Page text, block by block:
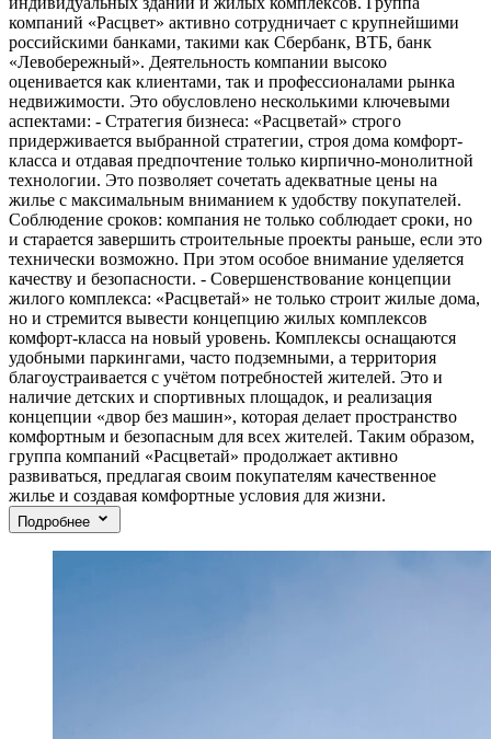
компаний «Расцвет» активно сотрудничает с крупнейшими
российскими банками, такими как Сбербанк, ВТБ, банк
«Левобережный». Деятельность компании высоко
оценивается как клиентами, так и профессионалами рынка
недвижимости. Это обусловлено несколькими ключевыми
аспектами: - Стратегия бизнеса: «Расцветай» строго
придерживается выбранной стратегии, строя дома комфорт-
класса и отдавая предпочтение только кирпично-монолитной
технологии. Это позволяет сочетать адекватные цены на
жилье с максимальным вниманием к удобству покупателей.
Соблюдение сроков: компания не только соблюдает сроки, но
и старается завершить строительные проекты раньше, если это
технически возможно. При этом особое внимание уделяется
качеству и безопасности. - Совершенствование концепции
жилого комплекса: «Расцветай» не только строит жилые дома,
но и стремится вывести концепцию жилых комплексов
комфорт-класса на новый уровень. Комплексы оснащаются
удобными паркингами, часто подземными, а территория
благоустраивается с учётом потребностей жителей. Это и
наличие детских и спортивных площадок, и реализация
концепции «двор без машин», которая делает пространство
комфортным и безопасным для всех жителей. Таким образом,
группа компаний «Расцветай» продолжает активно
развиваться, предлагая своим покупателям качественное
жилье и создавая комфортные условия для жизни.
Подробнее